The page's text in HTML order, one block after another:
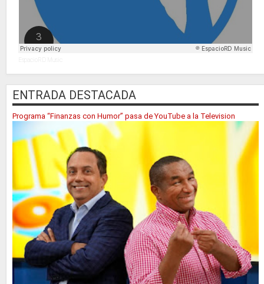
EspacioRD Music
ENTRADA DESTACADA
Programa “Finanzas con Humor” pasa de YouTube a la Television